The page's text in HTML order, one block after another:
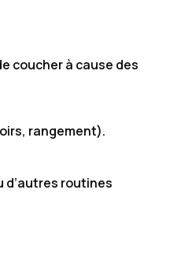
coucher à cause des
rangement).
d’autres routines